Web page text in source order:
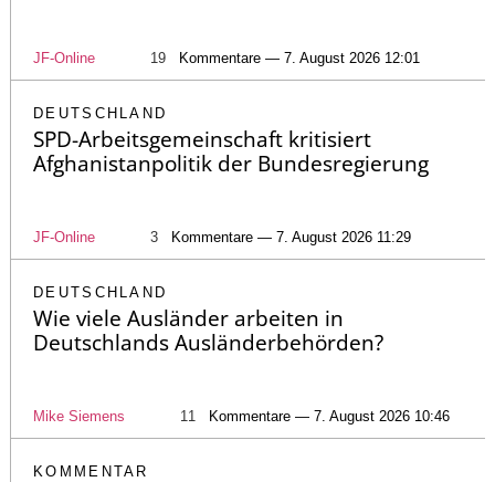
JF-Online 19 Kommentare — 7. August 2026 12:01
DEUTSCHLAND
SPD-Arbeitsgemeinschaft kritisiert
Afghanistanpolitik der Bundesregierung
JF-Online 3 Kommentare — 7. August 2026 11:29
DEUTSCHLAND
Wie viele Ausländer arbeiten in
Deutschlands Ausländerbehörden?
Mike Siemens 11 Kommentare — 7. August 2026 10:46
KOMMENTAR